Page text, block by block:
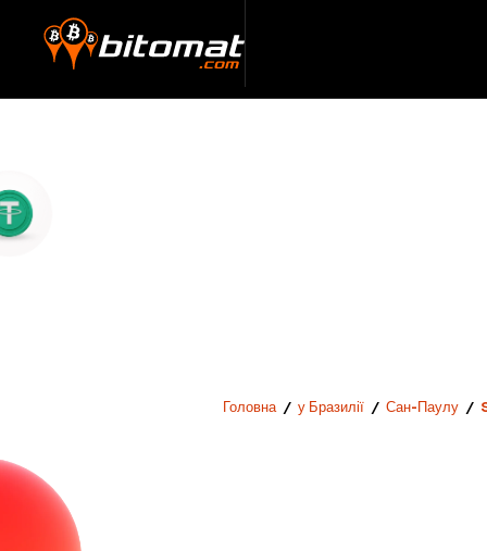
Головна / у Бразилії / Сан-Паулу /